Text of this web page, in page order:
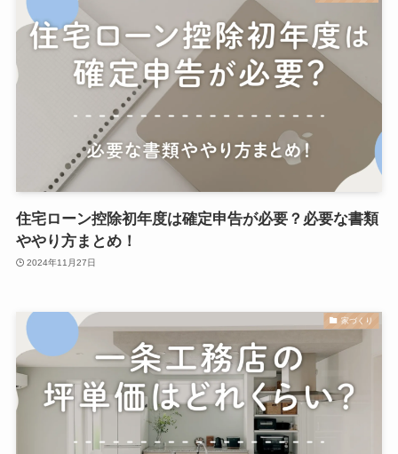
住宅ローン控除初年度は確定申告が必要？必要な書類
ややり方まとめ！
2024年11月27日
家づくり